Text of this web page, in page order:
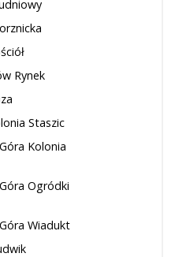
Rynek
Staszic
Kolonia
Ogródki
Wiadukt